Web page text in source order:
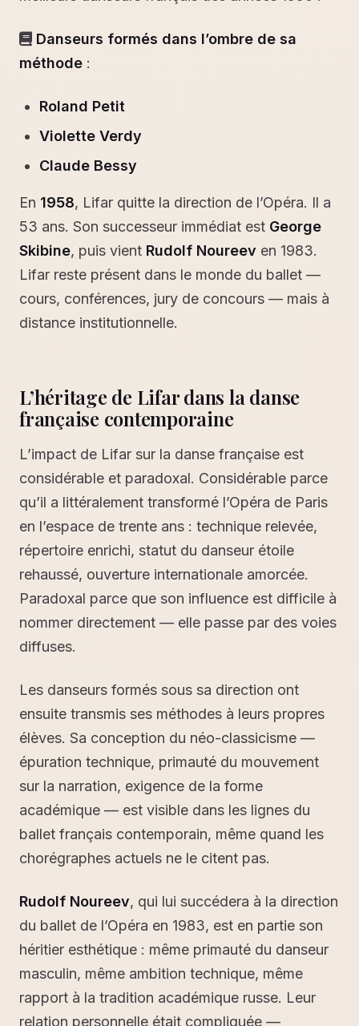
Danseurs formés dans l’ombre de sa
méthode :
Roland Petit
Violette Verdy
Claude Bessy
En 1958, Lifar quitte la direction de l’Opéra. Il a
53 ans. Son successeur immédiat est George
Skibine, puis vient Rudolf Noureev en 1983.
Lifar reste présent dans le monde du ballet —
cours, conférences, jury de concours — mais à
distance institutionnelle.
L’héritage de Lifar dans la danse
française contemporaine
L’impact de Lifar sur la danse française est
considérable et paradoxal. Considérable parce
qu’il a littéralement transformé l’Opéra de Paris
en l’espace de trente ans : technique relevée,
répertoire enrichi, statut du danseur étoile
rehaussé, ouverture internationale amorcée.
Paradoxal parce que son influence est difficile à
nommer directement — elle passe par des voies
diffuses.
Les danseurs formés sous sa direction ont
ensuite transmis ses méthodes à leurs propres
élèves. Sa conception du néo-classicisme —
épuration technique, primauté du mouvement
sur la narration, exigence de la forme
académique — est visible dans les lignes du
ballet français contemporain, même quand les
chorégraphes actuels ne le citent pas.
Rudolf Noureev, qui lui succédera à la direction
du ballet de l’Opéra en 1983, est en partie son
héritier esthétique : même primauté du danseur
masculin, même ambition technique, même
rapport à la tradition académique russe. Leur
relation personnelle était compliquée —